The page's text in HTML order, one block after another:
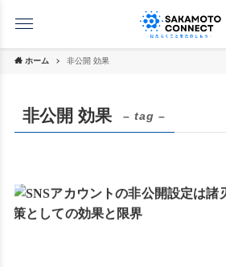
ホーム 非公開 効果
非公開 効果 – tag –